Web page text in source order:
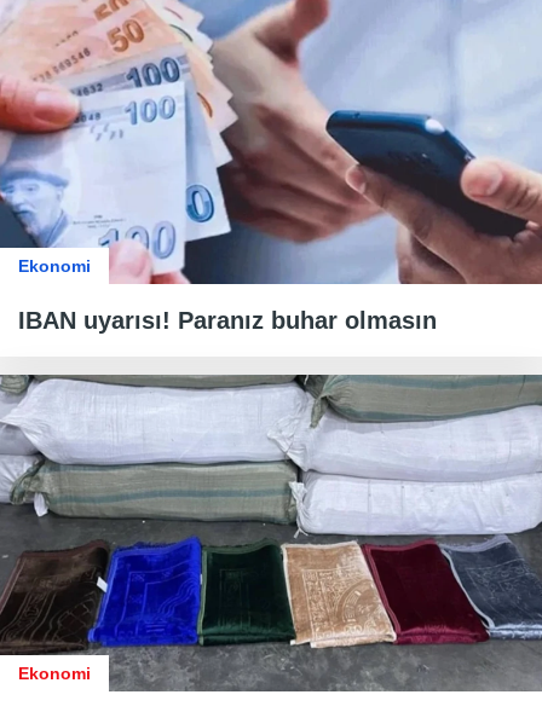
Ekonomi
IBAN uyarısı! Paranız buhar olmasın
Ekonomi